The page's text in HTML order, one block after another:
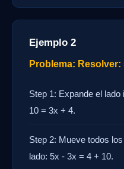
Ejemplo 2
Problema: Resolver:
Step 1: Expande el
10 = 3x + 4.
Step 2: Mueve todos
lado: 5x - 3x = 4 + 10.